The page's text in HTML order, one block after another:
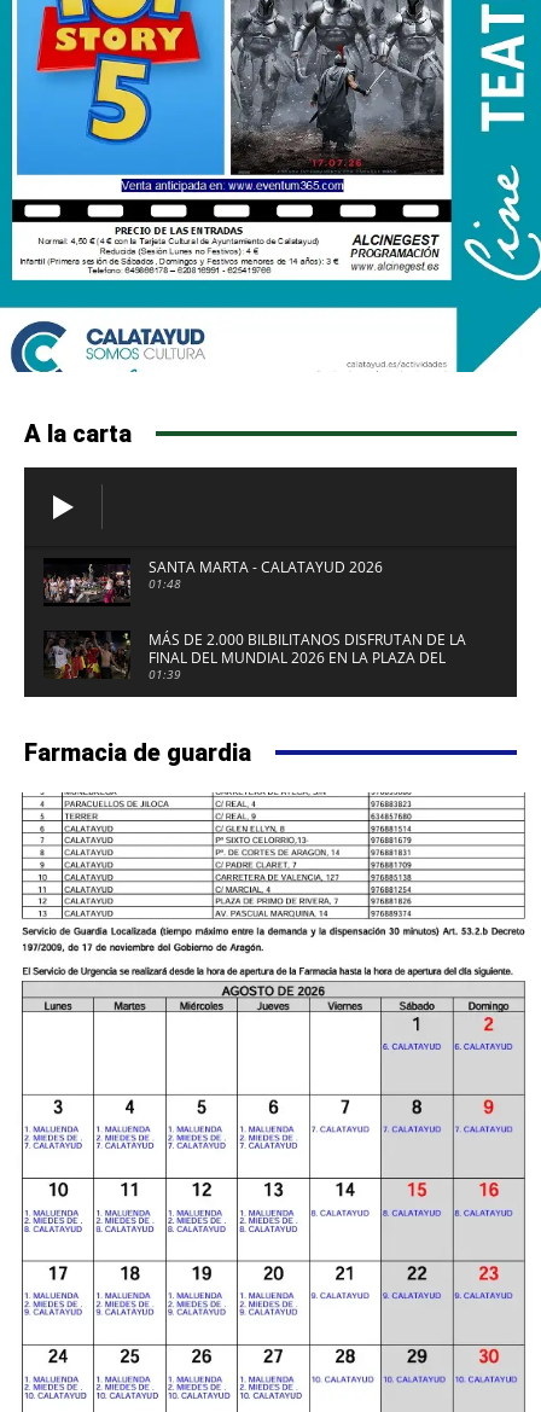
A la carta
SANTA MARTA - CALATAYUD 2026
01:48
MÁS DE 2.000 BILBILITANOS DISFRUTAN DE LA
FINAL DEL MUNDIAL 2026 EN LA PLAZA DEL
FUERTE DE CALATAYUD
01:39
Farmacia de guardia